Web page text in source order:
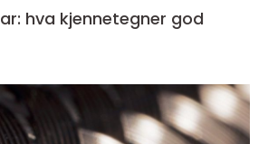
hva kjennetegner god